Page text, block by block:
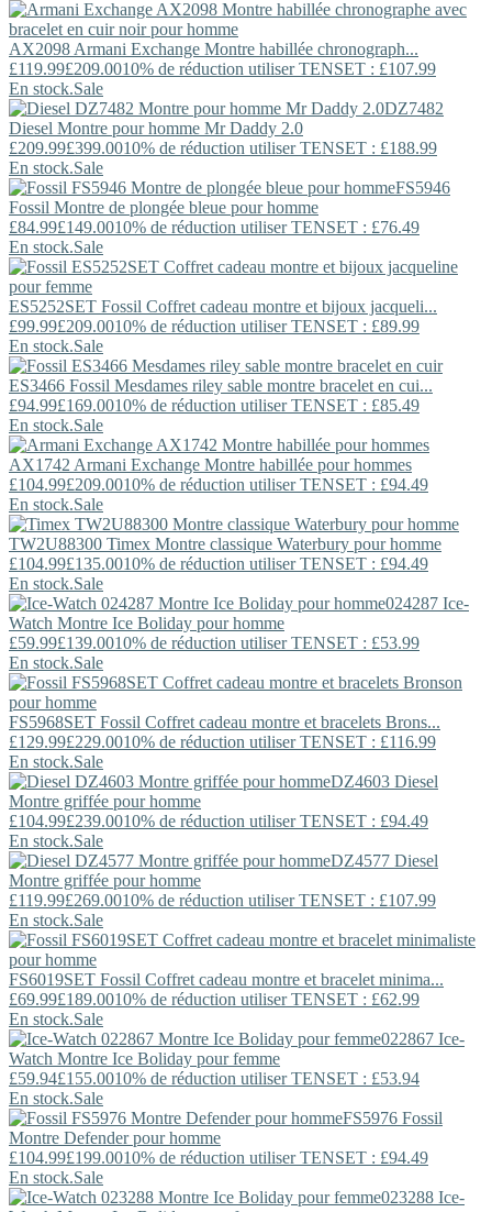
AX2098 Armani Exchange Montre habillée chronograph...
£119.99£209.0010% de réduction utiliser TENSET : £107.99
En stock.Sale
DZ7482
Diesel Montre pour homme Mr Daddy 2.0
£209.99£399.0010% de réduction utiliser TENSET : £188.99
En stock.Sale
FS5946
Fossil Montre de plongée bleue pour homme
£84.99£149.0010% de réduction utiliser TENSET : £76.49
En stock.Sale
ES5252SET Fossil Coffret cadeau montre et bijoux jacqueli...
£99.99£209.0010% de réduction utiliser TENSET : £89.99
En stock.Sale
ES3466 Fossil Mesdames riley sable montre bracelet en cui...
£94.99£169.0010% de réduction utiliser TENSET : £85.49
En stock.Sale
AX1742 Armani Exchange Montre habillée pour hommes
£104.99£209.0010% de réduction utiliser TENSET : £94.49
En stock.Sale
TW2U88300 Timex Montre classique Waterbury pour homme
£104.99£135.0010% de réduction utiliser TENSET : £94.49
En stock.Sale
024287 Ice-
Watch Montre Ice Boliday pour homme
£59.99£139.0010% de réduction utiliser TENSET : £53.99
En stock.Sale
FS5968SET Fossil Coffret cadeau montre et bracelets Brons...
£129.99£229.0010% de réduction utiliser TENSET : £116.99
En stock.Sale
DZ4603 Diesel
Montre griffée pour homme
£104.99£239.0010% de réduction utiliser TENSET : £94.49
En stock.Sale
DZ4577 Diesel
Montre griffée pour homme
£119.99£269.0010% de réduction utiliser TENSET : £107.99
En stock.Sale
FS6019SET Fossil Coffret cadeau montre et bracelet minima...
£69.99£189.0010% de réduction utiliser TENSET : £62.99
En stock.Sale
022867 Ice-
Watch Montre Ice Boliday pour femme
£59.94£155.0010% de réduction utiliser TENSET : £53.94
En stock.Sale
FS5976 Fossil
Montre Defender pour homme
£104.99£199.0010% de réduction utiliser TENSET : £94.49
En stock.Sale
023288 Ice-